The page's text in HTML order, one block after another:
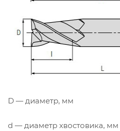
D — диаметр, мм
d — диаметр хвостовика, мм